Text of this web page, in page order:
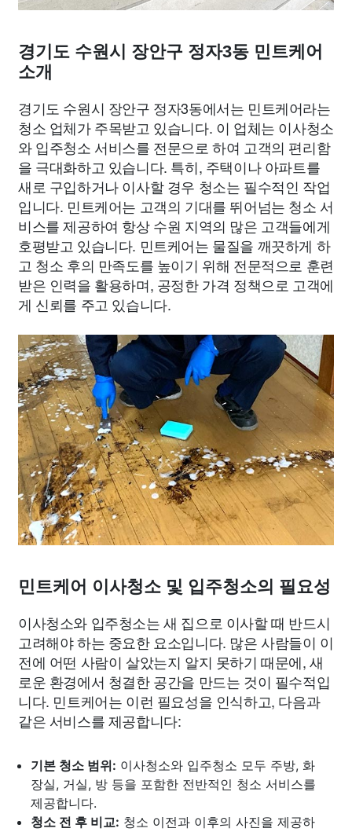
경기도 수원시 장안구 정자3동 민트케어
소개
경기도 수원시 장안구 정자3동에서는 민트케어라는
청소 업체가 주목받고 있습니다. 이 업체는 이사청소
와 입주청소 서비스를 전문으로 하여 고객의 편리함
을 극대화하고 있습니다. 특히, 주택이나 아파트를
새로 구입하거나 이사할 경우 청소는 필수적인 작업
입니다. 민트케어는 고객의 기대를 뛰어넘는 청소 서
비스를 제공하여 항상 수원 지역의 많은 고객들에게
호평받고 있습니다. 민트케어는 물질을 깨끗하게 하
고 청소 후의 만족도를 높이기 위해 전문적으로 훈련
받은 인력을 활용하며, 공정한 가격 정책으로 고객에
게 신뢰를 주고 있습니다.
민트케어 이사청소 및 입주청소의 필요성
이사청소와 입주청소는 새 집으로 이사할 때 반드시
고려해야 하는 중요한 요소입니다. 많은 사람들이 이
전에 어떤 사람이 살았는지 알지 못하기 때문에, 새
로운 환경에서 청결한 공간을 만드는 것이 필수적입
니다. 민트케어는 이런 필요성을 인식하고, 다음과
같은 서비스를 제공합니다:
기본 청소 범위: 이사청소와 입주청소 모두 주방, 화
장실, 거실, 방 등을 포함한 전반적인 청소 서비스를
제공합니다.
청소 전 후 비교: 청소 이전과 이후의 사진을 제공하